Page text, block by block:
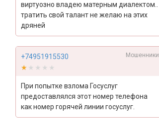
виртуозно владею матерным диалектом..
тратить свой талант не желаю на этих
дряней
+74951915530 Мошенники
★★★★★
★★★★★
При попытке взлома Госуслуг
предоставлялся этот номер телефона
как номер горячей линии госуслуг.